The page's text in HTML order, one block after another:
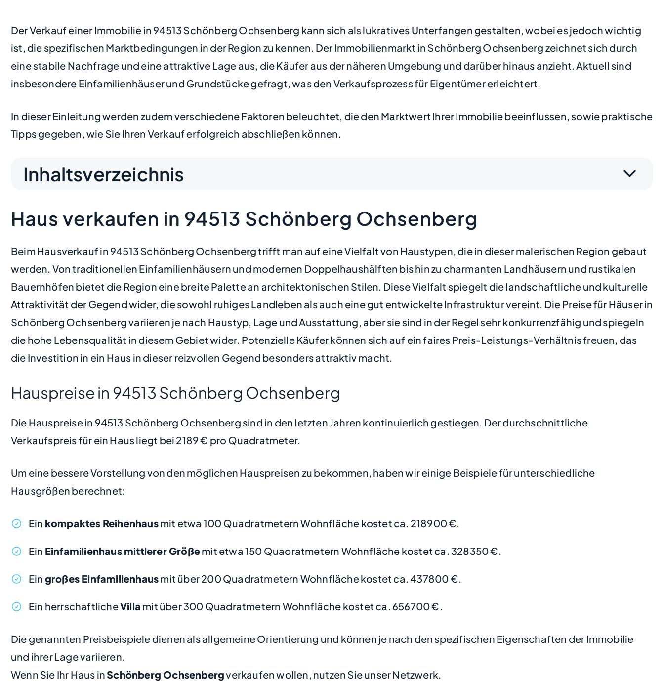
Der Verkauf einer Immobilie in 94513 Schönberg Ochsenberg kann sich als lukratives Unterfangen gestalten, wobei es jedoch wichtig
ist, die spezifischen Marktbedingungen in der Region zu kennen. Der Immobilienmarkt in Schönberg Ochsenberg zeichnet sich durch
eine stabile Nachfrage und eine attraktive Lage aus, die Käufer aus der näheren Umgebung und darüber hinaus anzieht. Aktuell sind
insbesondere Einfamilienhäuser und Grundstücke gefragt, was den Verkaufsprozess für Eigentümer erleichtert.
In dieser Einleitung werden zudem verschiedene Faktoren beleuchtet, die den Marktwert Ihrer Immobilie beeinflussen, sowie praktische
Tipps gegeben, wie Sie Ihren Verkauf erfolgreich abschließen können.
Inhaltsverzeichnis
Haus verkaufen in 94513 Schönberg Ochsenberg
Beim Hausverkauf in 94513 Schönberg Ochsenberg trifft man auf eine Vielfalt von Haustypen, die in dieser malerischen Region gebaut
werden. Von traditionellen Einfamilienhäusern und modernen Doppelhaushälften bis hin zu charmanten Landhäusern und rustikalen
Bauernhöfen bietet die Region eine breite Palette an architektonischen Stilen. Diese Vielfalt spiegelt die landschaftliche und kulturelle
Attraktivität der Gegend wider, die sowohl ruhiges Landleben als auch eine gut entwickelte Infrastruktur vereint. Die Preise für Häuser in
Schönberg Ochsenberg variieren je nach Haustyp, Lage und Ausstattung, aber sie sind in der Regel sehr konkurrenzfähig und spiegeln
die hohe Lebensqualität in diesem Gebiet wider. Potenzielle Käufer können sich auf ein faires Preis-Leistungs-Verhältnis freuen, das
die Investition in ein Haus in dieser reizvollen Gegend besonders attraktiv macht.
Hauspreise in 94513 Schönberg Ochsenberg
Die Hauspreise in 94513 Schönberg Ochsenberg sind in den letzten Jahren kontinuierlich gestiegen. Der durchschnittliche
Verkaufspreis für ein Haus liegt bei 2189 € pro Quadratmeter.
Um eine bessere Vorstellung von den möglichen Hauspreisen zu bekommen, haben wir einige Beispiele für unterschiedliche
Hausgrößen berechnet:
Ein kompaktes Reihenhausmit etwa 100 Quadratmetern Wohnfläche kostet ca. 218900 €.
Ein Einfamilienhaus mittlerer Größemit etwa 150 Quadratmetern Wohnfläche kostet ca. 328350 €.
Ein großes Einfamilienhausmit über 200 Quadratmetern Wohnfläche kostet ca. 437800 €.
Ein herrschaftlicheVilla mit über 300 Quadratmetern Wohnfläche kostet ca. 656700 €.
Die genannten Preisbeispiele dienen als allgemeine Orientierung und können je nach den spezifischen Eigenschaften der Immobilie
und ihrer Lage variieren.
Wenn Sie Ihr Haus inSchönberg Ochsenbergverkaufen wollen, nutzen Sie unser Netzwerk.